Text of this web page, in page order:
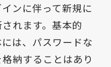
ンに伴って新規に
れます。基本的
は、パスワードな
納することはあり